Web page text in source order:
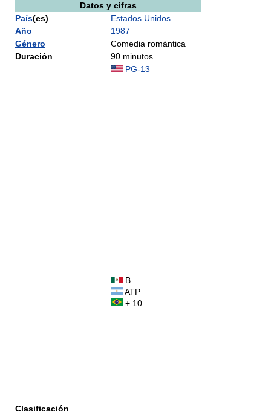
Datos y cifras
País(es)
Estados Unidos
Año
1987
Género
Comedia romántica
Duración
90 minutos
Clasificación
PG-13
B
ATP
+ 10